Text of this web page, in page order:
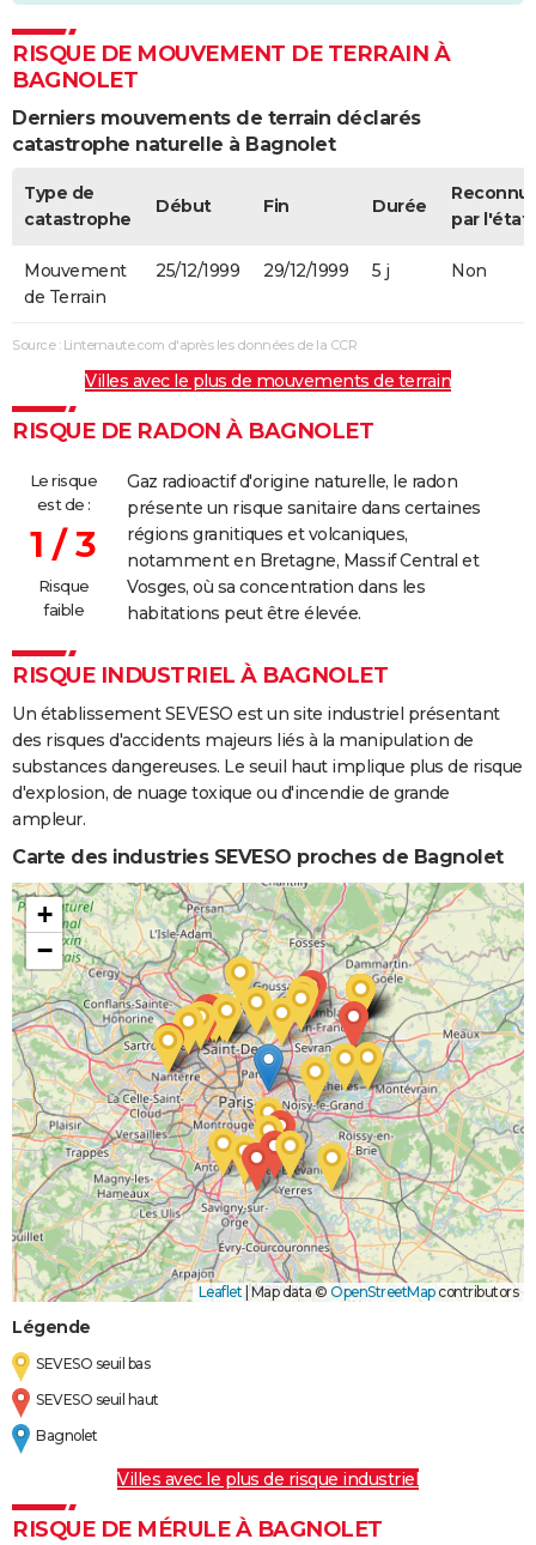
RISQUE DE MOUVEMENT DE TERRAIN À
BAGNOLET
Derniers mouvements de terrain déclarés
catastrophe naturelle à Bagnolet
Type de
catastrophe
Début Fin Durée
par l'état
Mouvement
de Terrain
25/12/1999 29/12/1999 5 j Non
Source : Linternaute.com d'après les données de la CCR
Villes avec le plus de mouvements de terrain
RISQUE DE RADON À BAGNOLET
Le risque
est de :
1 / 3
Risque
faible
Gaz radioactif d'origine naturelle, le radon
présente un risque sanitaire dans certaines
régions granitiques et volcaniques,
notamment en Bretagne, Massif Central et
Vosges, où sa concentration dans les
habitations peut être élevée.
RISQUE INDUSTRIEL À BAGNOLET
Un établissement SEVESO est un site industriel présentant
des risques d'accidents majeurs liés à la manipulation de
substances dangereuses. Le seuil haut implique plus de risque
d'explosion, de nuage toxique ou d'incendie de grande
ampleur.
Carte des industries SEVESO proches de Bagnolet
+
−
Leaflet Map data © OpenStreetMapcontributors
Légende
SEVESO seuil bas
SEVESO seuil haut
Bagnolet
Villes avec le plus de risque industriel
RISQUE DE MÉRULE À BAGNOLET